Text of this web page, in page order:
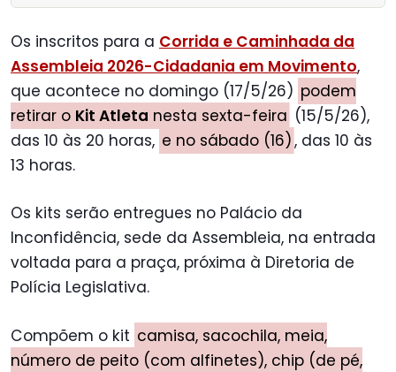
Os inscritos para a Corrida e Caminhada da
Assembleia 2026-Cidadania em Movimento,
que acontece no domingo (17/5/26) podem
retirar o Kit Atleta nesta sexta-feira (15/5/26),
das 10 às 20 horas, e no sábado (16), das 10 às
13 horas.
Os kits serão entregues no Palácio da
Inconfidência, sede da Assembleia, na entrada
voltada para a praça, próxima à Diretoria de
Polícia Legislativa.
Compõem o kit camisa, sacochila, meia,
número de peito (com alfinetes), chip (de pé,